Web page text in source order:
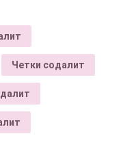
Четки содалит